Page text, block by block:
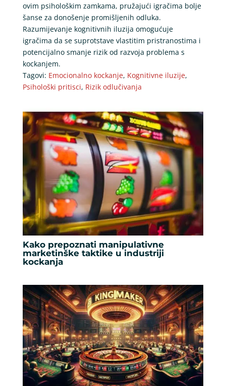
ovim psihološkim zamkama, pružajući igračima bolje
šanse za donošenje promišljenih odluka.
Razumijevanje kognitivnih iluzija omogućuje
igračima da se suprotstave vlastitim pristranostima i
potencijalno smanje rizik od razvoja problema s
kockanjem.
Tagovi: Emocionalno kockanje, Kognitivne iluzije,
Psihološki pritisci, Rizik odlučivanja
Kako prepoznati manipulativne
marketinške taktike u industriji
kockanja